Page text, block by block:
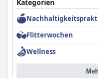
Optionen und
bekannt für seinen
hinausgeht, damit sich die
Sehr zu empfehlen ist
Ausstattung und den
Alles in allem ist dasThe
herausragendes,
Kategorien
Flitterwochen
Wellness